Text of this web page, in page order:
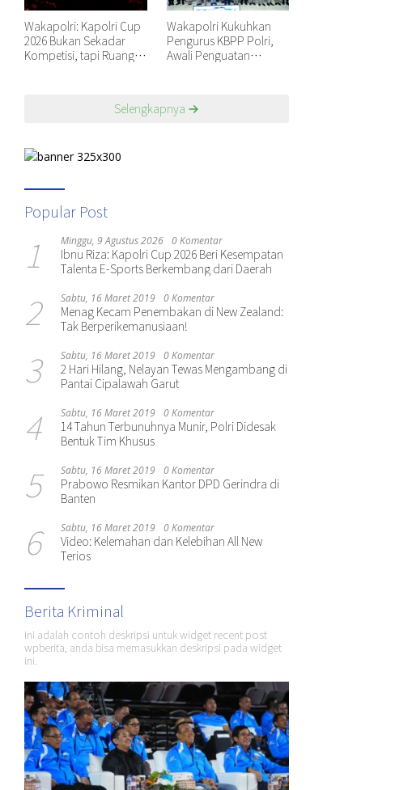
Wakapolri: Kapolri Cup
2026 Bukan Sekadar
Kompetisi, tapi Ruang
Wakapolri Kukuhkan
Pengurus KBPP Polri,
Awali Penguatan
Selengkapnya
Popular Post
1 Minggu, 9 Agustus 2026 0 Komentar
Ibnu Riza: Kapolri Cup 2026 Beri Kesempatan
Talenta E-Sports Berkembang dari Daerah
2 Sabtu, 16 Maret 2019 0 Komentar
Menag Kecam Penembakan di New Zealand:
Tak Berperikemanusiaan!
3 Sabtu, 16 Maret 2019 0 Komentar
2 Hari Hilang, Nelayan Tewas Mengambang di
Pantai Cipalawah Garut
4 Sabtu, 16 Maret 2019 0 Komentar
14 Tahun Terbunuhnya Munir, Polri Didesak
Bentuk Tim Khusus
5 Sabtu, 16 Maret 2019 0 Komentar
Prabowo Resmikan Kantor DPD Gerindra di
Banten
6 Sabtu, 16 Maret 2019 0 Komentar
Video: Kelemahan dan Kelebihan All New
Terios
Berita Kriminal
Ini adalah contoh deskripsi untuk widget recent post
wpberita, anda bisa memasukkan deskripsi pada widget
ini.